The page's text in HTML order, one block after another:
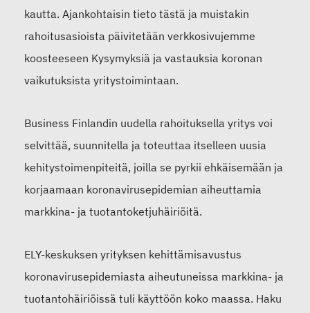
kautta. Ajankohtaisin tieto tästä ja muistakin
rahoitusasioista päivitetään verkkosivujemme
koosteeseen Kysymyksiä ja vastauksia koronan
vaikutuksista yritystoimintaan.
Business Finlandin uudella rahoituksella yritys voi
selvittää, suunnitella ja toteuttaa itselleen uusia
kehitystoimenpiteitä, joilla se pyrkii ehkäisemään ja
korjaamaan koronavirusepidemian aiheuttamia
markkina- ja tuotantoketjuhäiriöitä.
ELY-keskuksen yrityksen kehittämisavustus
koronavirusepidemiasta aiheutuneissa markkina- ja
tuotantohäiriöissä tuli käyttöön koko maassa. Haku